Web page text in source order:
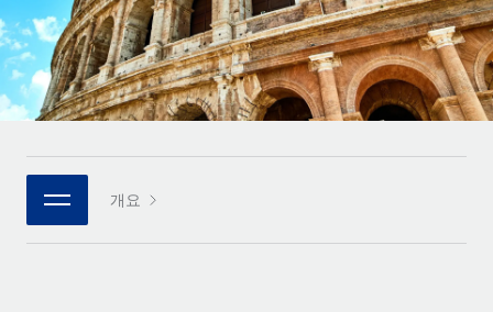
플랫폼
팀을 위한 통합된 핵심 HR 기능
연결 새로운
통합
핵심 비즈니스 도구로 프로세스를 간소화
엔터프라이즈
대기업을 위한 글로벌 HR
REMOTE 파트너 되기
플랫폼에 글로벌 HR을 유연하게 통합
Remote와의 파트너십 기회 탐색
HR 용어집
체크리스트 및 템플릿
직무 설명 라이브러리
이벤트
Italiano
Português (Portugal)
한국어
개요